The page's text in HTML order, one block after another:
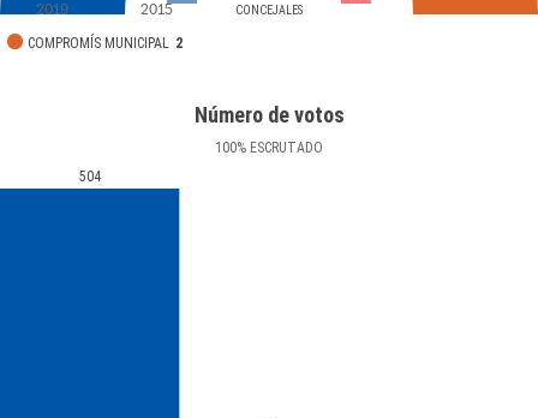
CONCEJALES
COMPROMÍS MUNICIPAL 2
2019 2015
Número de votos
100% ESCRUTADO
504